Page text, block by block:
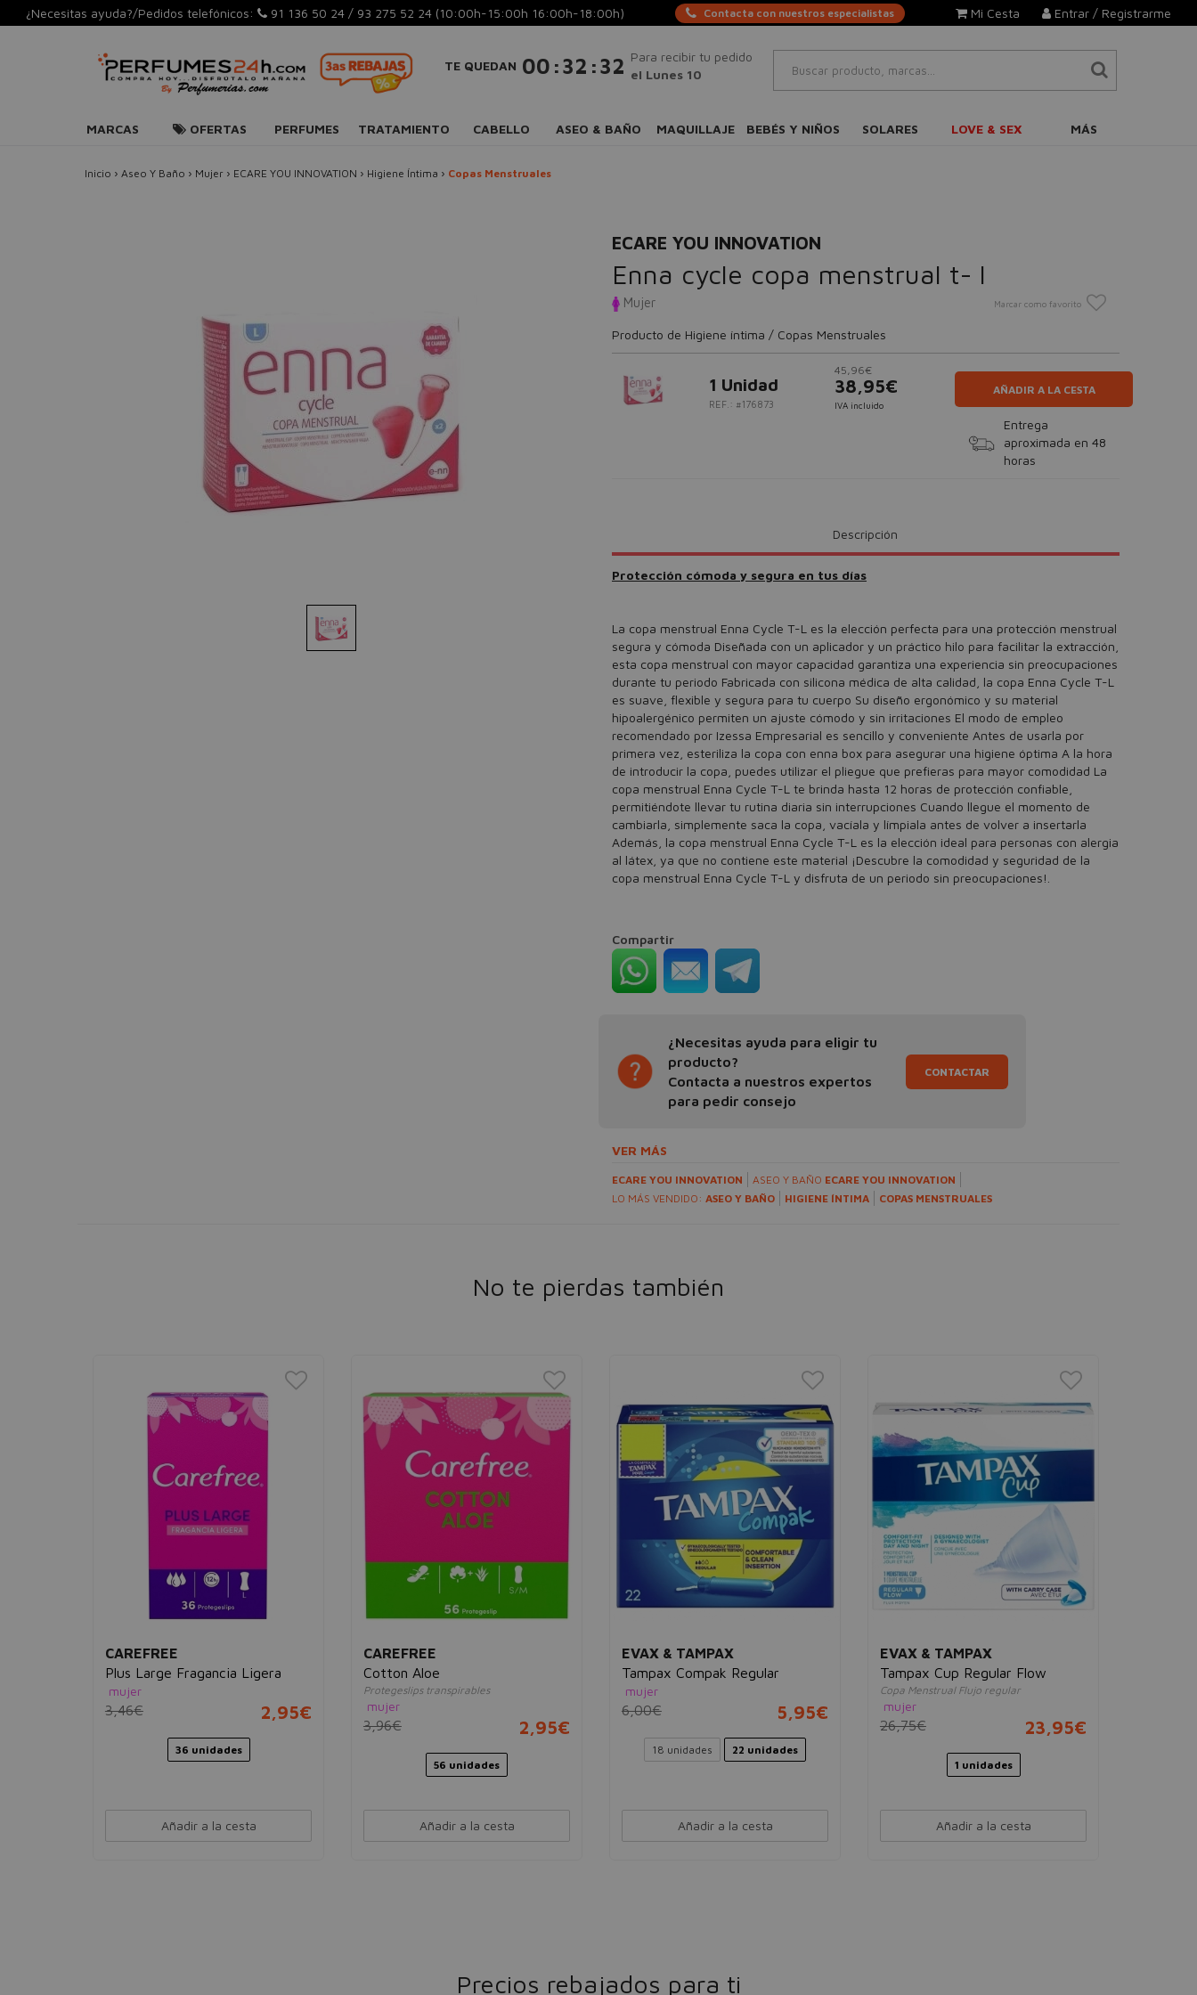
¿Necesitas ayuda?/Pedidos telefónicos: 91 136 50 24 / 93 275 52 24 (10:00h-15:00h 16:00h-18:00h) Contacta con nuestros especialistas Entrar / Registrarme
Mi Cesta
TE QUEDAN 00 :32 :32 Para recibir tu pedido
el Lunes 10
MARCAS OFERTAS PERFUMES TRATAMIENTO CABELLO ASEO & BAÑO MAQUILLAJE BEBÉS Y NIÑOS SOLARES LOVE & SEX MÁS
Inicio › Aseo Y Baño › Mujer › ECARE YOU INNOVATION › Higiene Íntima › Copas Menstruales
ECARE YOU INNOVATION
Enna cycle copa menstrual t- l
Mujer Marcar como favorito
Producto de Higiene íntima / Copas Menstruales
1 Unidad
REF.: #176873
45,96€
38,95€
IVA incluido
AÑADIR A LA CESTA
Entrega
aproximada en 48
horas
Descripción
Protección cómoda y segura en tus días
La copa menstrual Enna Cycle T-L es la elección perfecta para una protección menstrual
segura y cómoda Diseñada con un aplicador y un práctico hilo para facilitar la extracción,
esta copa menstrual con mayor capacidad garantiza una experiencia sin preocupaciones
durante tu periodo Fabricada con silicona médica de alta calidad, la copa Enna Cycle T-L
es suave, flexible y segura para tu cuerpo Su diseño ergonómico y su material
hipoalergénico permiten un ajuste cómodo y sin irritaciones El modo de empleo
recomendado por Izessa Empresarial es sencillo y conveniente Antes de usarla por
primera vez, esteriliza la copa con enna box para asegurar una higiene óptima A la hora
de introducir la copa, puedes utilizar el pliegue que prefieras para mayor comodidad La
copa menstrual Enna Cycle T-L te brinda hasta 12 horas de protección confiable,
permitiéndote llevar tu rutina diaria sin interrupciones Cuando llegue el momento de
cambiarla, simplemente saca la copa, vacíala y límpiala antes de volver a insertarla
Además, la copa menstrual Enna Cycle T-L es la elección ideal para personas con alergia
al látex, ya que no contiene este material ¡Descubre la comodidad y seguridad de la
copa menstrual Enna Cycle T-L y disfruta de un periodo sin preocupaciones!.
Compartir
¿Necesitas ayuda para eligir tu
producto?
Contacta a nuestros expertos
para pedir consejo
CONTACTAR
VER MÁS
ECARE YOU INNOVATION ASEO Y BAÑO ECARE YOU INNOVATION
LO MÁS VENDIDO: ASEO Y BAÑO HIGIENE ÍNTIMA COPAS MENSTRUALES
No te pierdas también
CAREFREE
Plus Large Fragancia Ligera
mujer
3,46€ 2,95€
36 unidades
Añadir a la cesta
CAREFREE
Cotton Aloe
Protegeslips transpirables
mujer
3,96€ 2,95€
56 unidades
Añadir a la cesta
EVAX & TAMPAX
Tampax Compak Regular
mujer
6,00€ 5,95€
18 unidades 22 unidades
Añadir a la cesta
EVAX & TAMPAX
Tampax Cup Regular Flow
Copa Menstrual Flujo regular
mujer
26,75€ 23,95€
1 unidades
Añadir a la cesta
Precios rebajados para ti